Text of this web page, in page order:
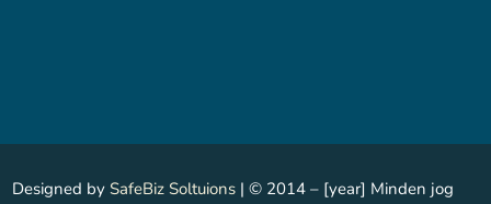
Designed bySafeBiz Soltuions | © 2014 – [year] Minden jog